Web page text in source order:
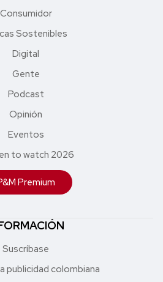
Consumidor
Sostenibles
Digital
Gente
Podcast
Opinión
Eventos
to watch 2026
Premium
Suscríbase
publicidad colombiana